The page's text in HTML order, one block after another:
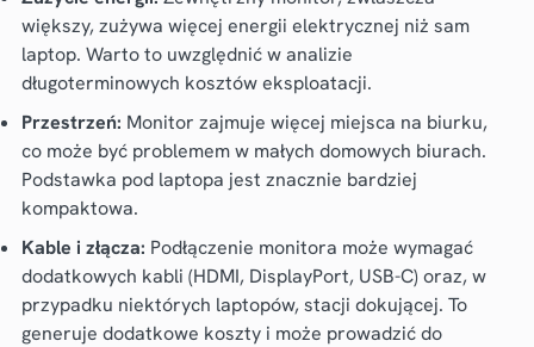
większy, zużywa więcej energii elektrycznej niż sam
laptop. Warto to uwzględnić w analizie
długoterminowych kosztów eksploatacji.
Przestrzeń: Monitor zajmuje więcej miejsca na biurku,
co może być problemem w małych domowych biurach.
Podstawka pod laptopa jest znacznie bardziej
kompaktowa.
Kable i złącza: Podłączenie monitora może wymagać
dodatkowych kabli (HDMI, DisplayPort, USB-C) oraz, w
przypadku niektórych laptopów, stacji dokującej. To
generuje dodatkowe koszty i może prowadzić do